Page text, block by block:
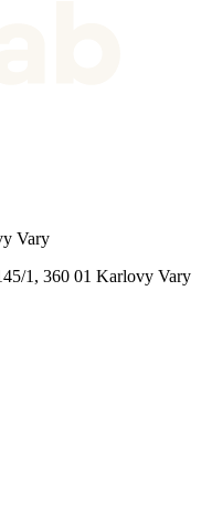
Vary
1, 360 01 Karlovy Vary